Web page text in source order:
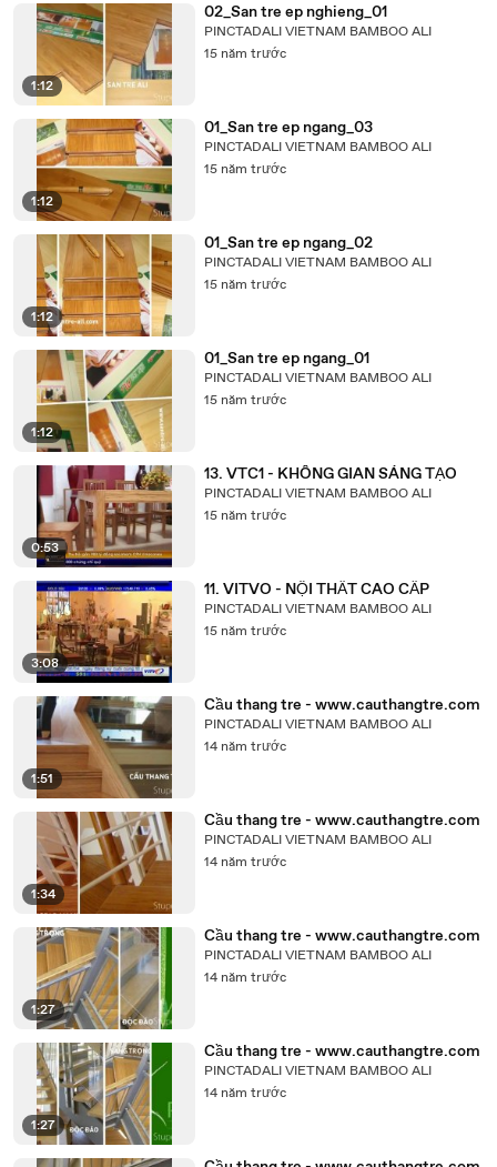
1:12
02_San tre ep nghieng_01
PINCTADALI VIETNAM BAMBOO ALI
15 năm trước
1:12
01_San tre ep ngang_03
PINCTADALI VIETNAM BAMBOO ALI
15 năm trước
1:12
01_San tre ep ngang_02
PINCTADALI VIETNAM BAMBOO ALI
15 năm trước
1:12
01_San tre ep ngang_01
PINCTADALI VIETNAM BAMBOO ALI
15 năm trước
0:53
13. VTC1 - KHÔNG GIAN SÁNG TẠO
PINCTADALI VIETNAM BAMBOO ALI
15 năm trước
3:08
11. VITVO - NỘI THẤT CAO CẤP
PINCTADALI VIETNAM BAMBOO ALI
15 năm trước
1:51
Cầu thang tre - www.cauthangtre.com
PINCTADALI VIETNAM BAMBOO ALI
14 năm trước
1:34
Cầu thang tre - www.cauthangtre.com
PINCTADALI VIETNAM BAMBOO ALI
14 năm trước
1:27
Cầu thang tre - www.cauthangtre.com
PINCTADALI VIETNAM BAMBOO ALI
14 năm trước
1:27
Cầu thang tre - www.cauthangtre.com
PINCTADALI VIETNAM BAMBOO ALI
14 năm trước